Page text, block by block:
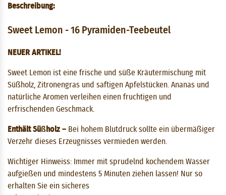
Beschreibung:
Sweet Lemon - 16 Pyramiden-Teebeutel
NEUER ARTIKEL!
Sweet Lemon ist eine frische und süße Kräutermischung mit
Süßholz, Zitronengras und saftigen Apfelstücken. Ananas und
natürliche Aromen verleihen einen fruchtigen und
erfrischenden Geschmack.
Enthält Süßholz – Bei hohem Blutdruck sollte ein übermäßiger
Verzehr dieses Erzeugnisses vermieden werden.
Wichtiger Hinweiss: Immer mit sprudelnd kochendem Wasser
aufgießen und mindestens 5 Minuten ziehen lassen! Nur so
erhalten Sie ein sicheres